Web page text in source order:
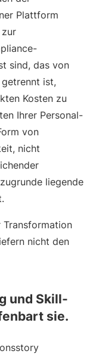
Plattform
sind, das von
ist,
Kosten zu
Ihrer Personal-
von
nicht
liegende
Transformation
nicht den
und Skill-
sie.